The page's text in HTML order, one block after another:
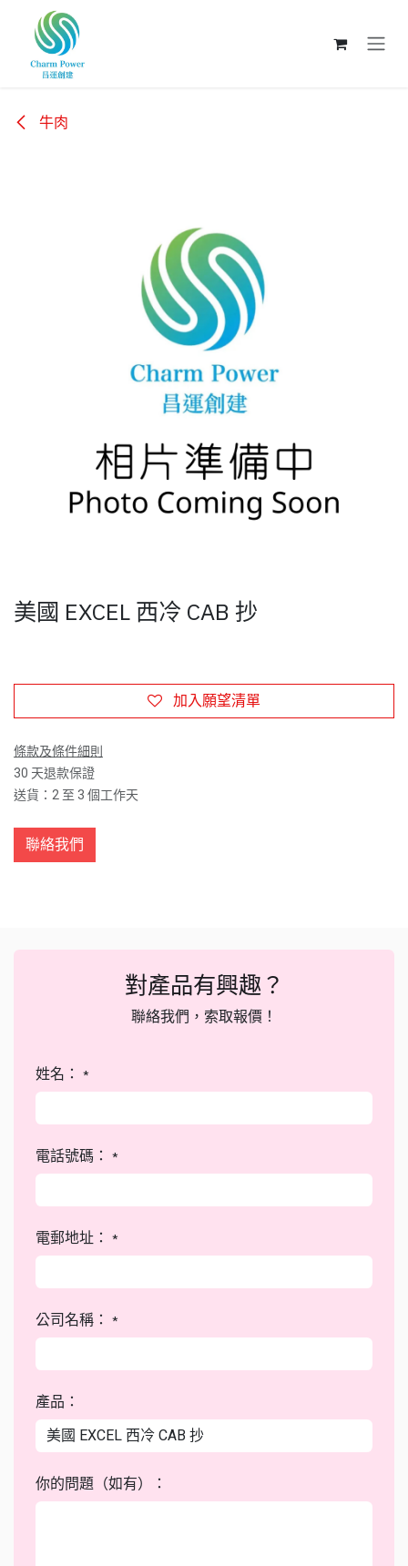
跳至內容
牛肉
美國 EXCEL 西冷 CAB 抄
加入願望清單
條款及條件細則
30 天退款保證
送貨：2 至 3 個工作天
聯絡我們
對產品有興趣？
聯絡我們，索取報價！
姓名： *
電話號碼： *
電郵地址： *
公司名稱： *
產品：
你的問題（如有）：